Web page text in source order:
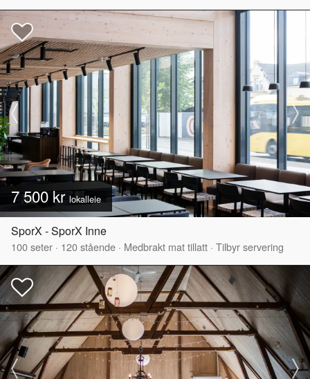
7 500 krlokalleie
SporX - SporX Inne
100seter · 120stående · Medbrakt mat tillatt · Tilbyr servering